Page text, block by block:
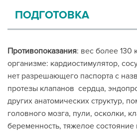
ПОДГОТОВКА
Противопоказания: вес более 130
организме: кардиостимулятор,
нет разрешающего паспорта с
протезы клапанов сердца,
других анатомических структур,
головного мозга, пули, осколки,
беременность, тяжелое состояние